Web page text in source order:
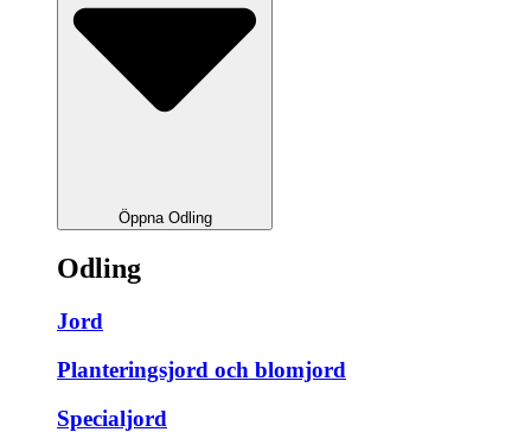
Öppna Odling
Odling
Jord
Planteringsjord och blomjord
Specialjord